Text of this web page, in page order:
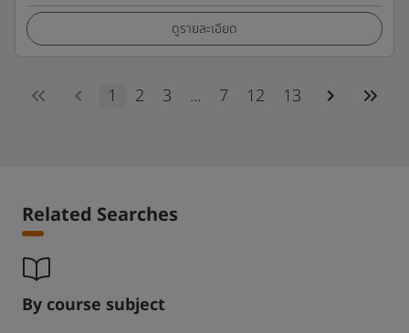
ดูรายละเอียด
1 2 3 ... 7 12 13
Related Searches
By course subject